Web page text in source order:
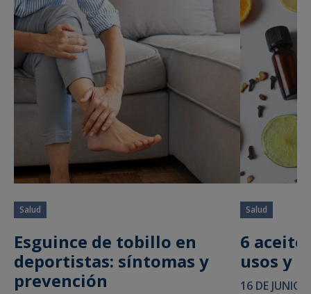
Salud
Esguince de tobillo en
deportistas: síntomas y
prevención
Salud
6
usos y
16 DE JUNIO